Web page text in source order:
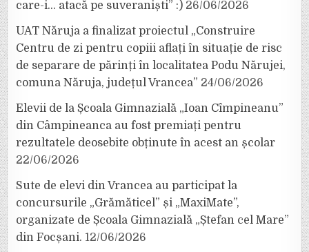
care-i… atacă pe suveraniști” :) 26/06/2026
UAT Năruja a finalizat proiectul „Construire
Centru de zi pentru copiii aflați în situație de risc
de separare de părinți în localitatea Podu Nărujei,
comuna Năruja, județul Vrancea” 24/06/2026
Elevii de la Școala Gimnazială „Ioan Cîmpineanu”
din Câmpineanca au fost premiați pentru
rezultatele deosebite obținute în acest an școlar
22/06/2026
Sute de elevi din Vrancea au participat la
concursurile „Grămăticel” și „MaxiMate”,
organizate de Școala Gimnazială „Ștefan cel Mare”
din Focșani. 12/06/2026